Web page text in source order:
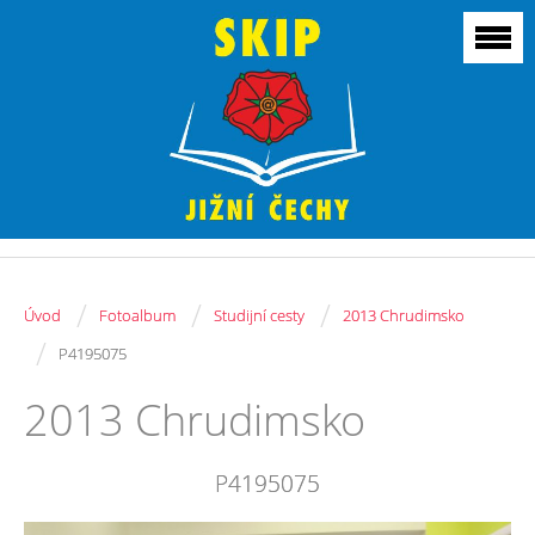
Úvod / Fotoalbum / Studijní cesty / 2013 Chrudimsko
/ P4195075
2013 Chrudimsko
P4195075